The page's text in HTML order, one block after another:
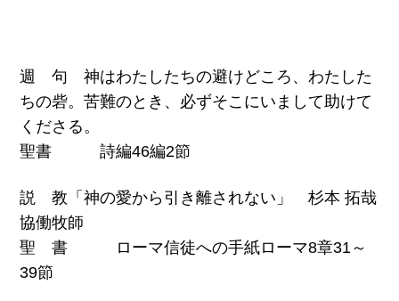
週 句 神はわたしたちの避けどころ、わたした
ちの砦。苦難のとき、必ずそこにいまして助けて
くださる。
聖書 詩編46編2節
説 教「神の愛から引き離されない」 杉本 拓哉
協働牧師
聖 書 ローマ信徒への手紙ローマ8章31～
39節